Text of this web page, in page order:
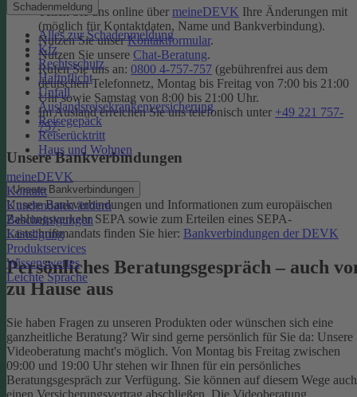
Schadenmeldung
Alles zur Schadenmeldung
Kfz
Rechtsschutz
Haftpflicht
Unfall
Auslandsreisekrankenversicherung
Reisegepäck
Reiserücktritt
Haus und Wohnen
meineDEVK
Kontakt
Kundendaten ändern
Bescheinigungen
Kündigung
Produktservices
Wissenswertes
Leichte Sprache
Teilen Sie uns online über meineDEVK Ihre Änderungen mit
(möglich für Kontaktdaten, Name und Bankverbindung).
Nutzen Sie unserKontaktformular.
Nutzen Sie unsere Chat-Beratung.
Rufen Sie uns an: 0800 4-757-757 (gebührenfrei aus dem
deutschen Telefonnetz, Montag bis Freitag von 7:00 bis 21:00
Uhr sowie Samstag von 8:00 bis 21:00 Uhr.
Im Ausland erreichen Sie uns telefonisch unter +49 221 757-
757.
Unsere Bankverbindungen
Unsere Bankverbindungen
Unsere Bankverbindungen und Informationen zum europäischen
Zahlungsverkehr SEPA sowie zum Erteilen eines SEPA-
Lastschriftmandats finden Sie hier: Bankverbindungen der DEVK
Persönliches Beratungsgespräch – auch
zu Hause aus
Sie haben Fragen zu unseren Produkten oder wünschen sich eine
ganzheitliche Beratung? Wir sind gerne persönlich für Sie da: Unsere
Videoberatung macht's möglich. Von Montag bis Freitag zwischen
09:00 und 19:00 Uhr stehen wir Ihnen für ein persönliches
Beratungsgespräch zur Verfügung. Sie können auf diesem Wege auch